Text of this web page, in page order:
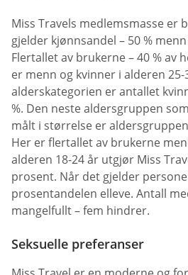
Miss Travels medlemsmasse er
gjelder kjønnsandel – 50 %
Flertallet av brukerne – 40 % av
er menn og kvinner i alderen 25-
alderskategorien er antallet
%. Den neste aldersgruppen
målt i størrelse er
Her er flertallet av brukerne
alderen 18-24 år utgjør Miss
prosent. Når det gjelder
prosentandelen elleve. Antall
mangelfullt – fem hindrer.
Seksuelle preferanser